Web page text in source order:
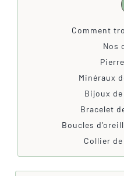
Comment
Nos
Minéraux
Bijoux
Bracelet
Boucles
Collier